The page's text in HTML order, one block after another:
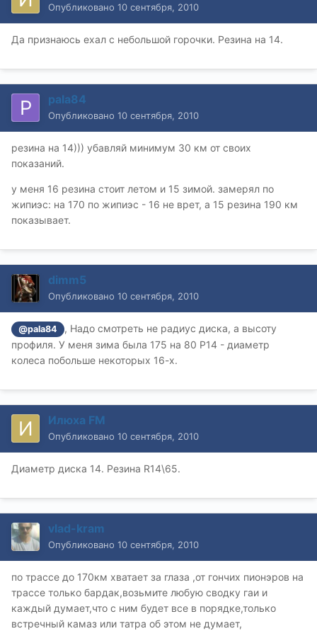
Опубликовано 10 сентября, 2010
Да признаюсь ехал с небольшой горочки. Резина на 14.
pala84
Опубликовано 10 сентября, 2010
резина на 14))) убавляй минимум 30 км от своих
показаний.
у меня 16 резина стоит летом и 15 зимой. замерял по
жипиэс: на 170 по жипиэс - 16 не врет, а 15 резина 190 км
показывает.
dimm5
Опубликовано 10 сентября, 2010
@pala84
, Надо смотреть не радиус диска, а высоту
профиля. У меня зима была 175 на 80 Р14 - диаметр
колеса побольше некоторых 16-х.
Илюха FM
Опубликовано 10 сентября, 2010
Диаметр диска 14. Резина R14\65.
vlad-kram
Опубликовано 10 сентября, 2010
по трассе до 170км хватает за глаза ,от гончих пионэров на
трассе только бардак,возьмите любую сводку гаи и
каждый думает,что с ним будет все в порядке,только
встречный камаз или татра об этом не думает,